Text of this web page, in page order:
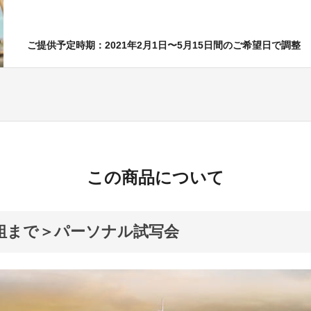
ご提供予定時期：2021年2月1日〜5月15日間のご希望日で調整
この商品について
まで＞パーソナル試写会